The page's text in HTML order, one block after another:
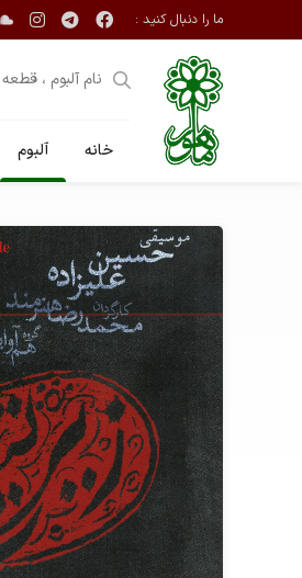
ما را دنبال کنید :
خانه آلبوم